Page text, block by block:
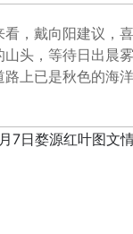
，戴向阳建议，
头，等待日出晨
上已是秋色的